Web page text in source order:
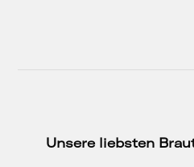
Unsere liebsten